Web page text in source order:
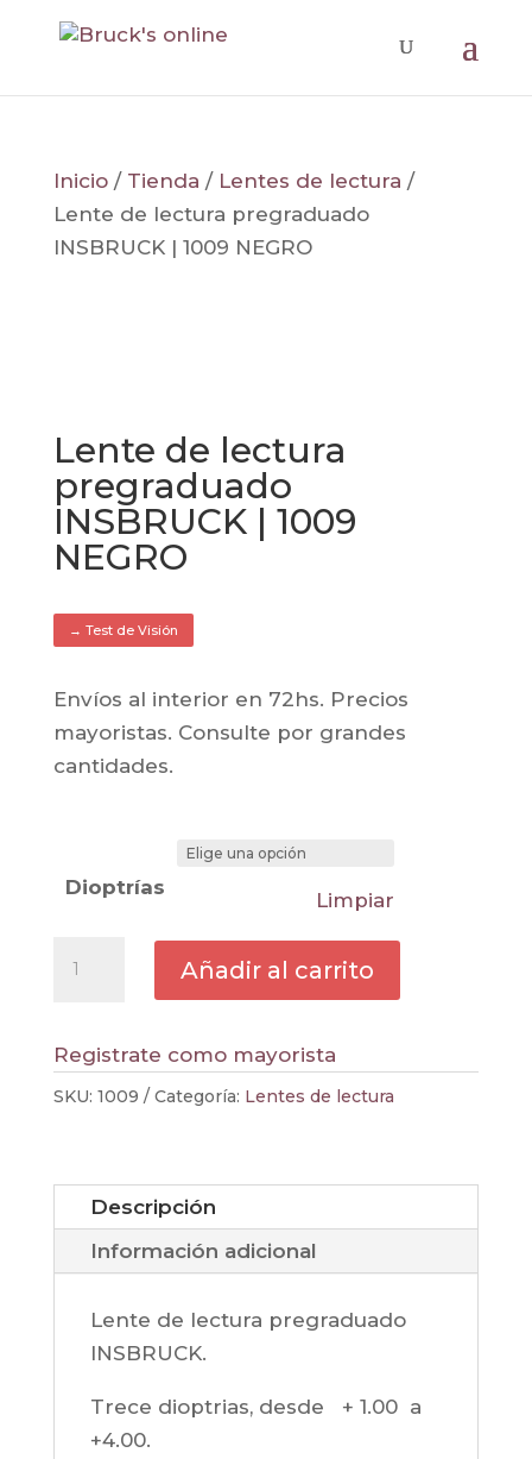
Inicio/ Tienda / Lentes de lectura /
Lente de lectura pregraduado
INSBRUCK | 1009 NEGRO
Lente de lectura
pregraduado
INSBRUCK | 1009
NEGRO
→ Test de Visión
Envíos al interior en 72hs. Precios
mayoristas. Consulte por grandes
cantidades.
Dioptrías
Limpiar
pregraduado
INSBRUCK
NEGRO
cantidad
Añadir al carrito
Registrate como mayorista
SKU: 1009 Categoría: Lentes de lectura
Descripción
Información adicional
Lente de lectura pregraduado
INSBRUCK.
Trece dioptrias, desde + 1.00 a
+4.00.